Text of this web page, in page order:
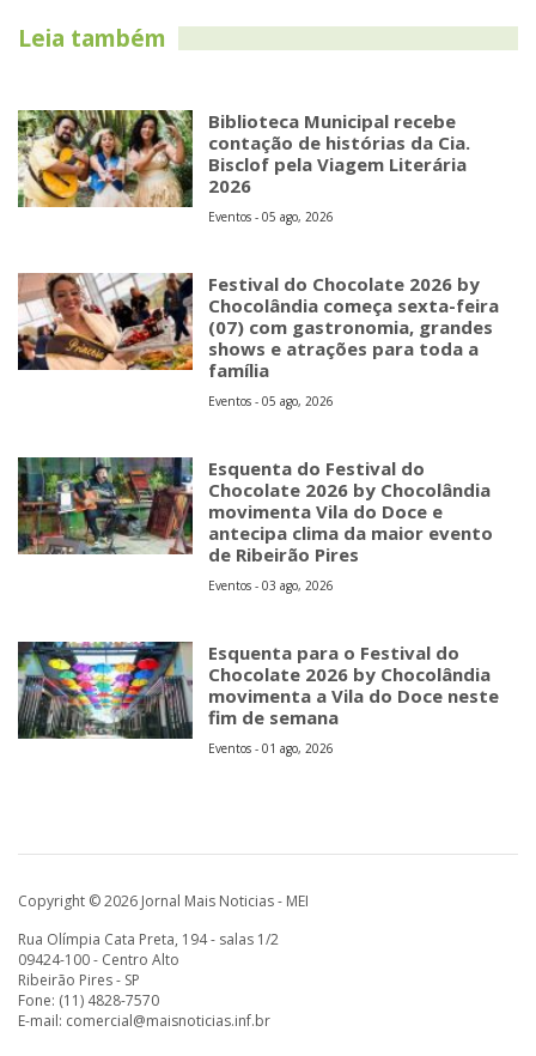
Leia também
Biblioteca Municipal recebe
contação de histórias da Cia.
Bisclof pela Viagem Literária
2026
Eventos - 05 ago, 2026
Festival do Chocolate 2026 by
Chocolândia começa sexta-feira
(07) com gastronomia, grandes
shows e atrações para toda a
família
Eventos - 05 ago, 2026
Esquenta do Festival do
Chocolate 2026 by Chocolândia
movimenta Vila do Doce e
antecipa clima da maior evento
de Ribeirão Pires
Eventos - 03 ago, 2026
Esquenta para o Festival do
Chocolate 2026 by Chocolândia
movimenta a Vila do Doce neste
fim de semana
Eventos - 01 ago, 2026
Copyright © 2026 Jornal Mais Noticias - MEI
Rua Olímpia Cata Preta, 194 - salas 1/2
09424-100 - Centro Alto
Ribeirão Pires - SP
Fone: (11) 4828-7570
E-mail: comercial@maisnoticias.inf.br